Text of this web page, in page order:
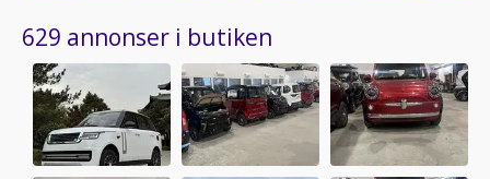
629 annonser i butiken